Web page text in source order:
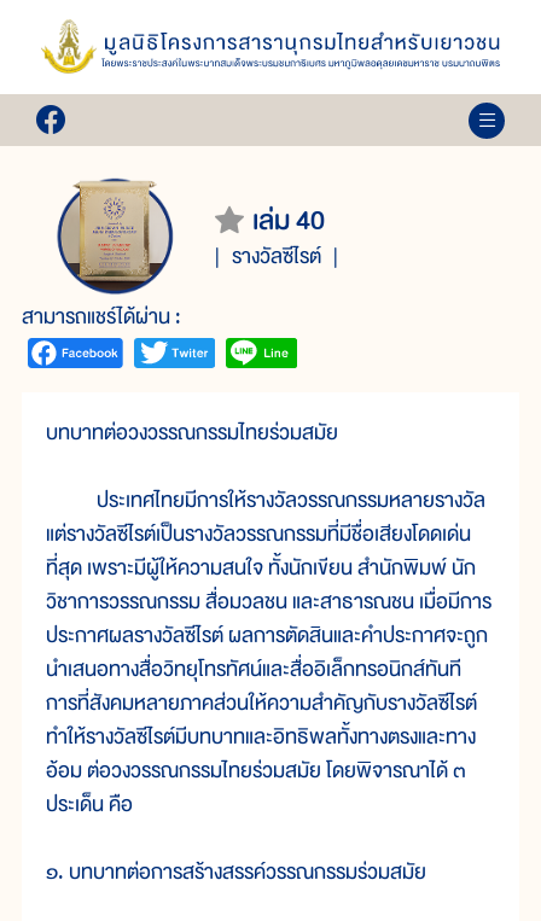
เล่ม 40
รางวัลซีไรต์
สามารถแชร์ได้ผ่าน :
บทบาทต่อวงวรรณกรรมไทยร่วมสมัย
ประเทศไทยมีการให้รางวัลวรรณกรรมหลายรางวัล
แต่รางวัลซีไรต์เป็นรางวัลวรรณกรรมที่มีชื่อเสียงโดดเด่น
ที่สุด เพราะมีผู้ให้ความสนใจ ทั้งนักเขียน สำนักพิมพ์ นัก
วิชาการวรรณกรรม สื่อมวลชน และสาธารณชน เมื่อมีการ
ประกาศผลรางวัลซีไรต์ ผลการตัดสินและคำประกาศจะถูก
นำเสนอทางสื่อวิทยุโทรทัศน์และสื่ออิเล็กทรอนิกส์ทันที
การที่สังคมหลายภาคส่วนให้ความสำคัญกับรางวัลซีไรต์
ทำให้รางวัลซีไรต์มีบทบาทและอิทธิพลทั้งทางตรงและทาง
อ้อม ต่อวงวรรณกรรมไทยร่วมสมัย โดยพิจารณาได้ ๓
ประเด็น คือ
๑. บทบาทต่อการสร้างสรรค์วรรณกรรมร่วมสมัย